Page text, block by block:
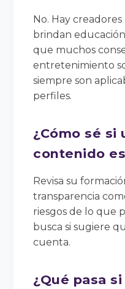
No. Hay
brindan
que muchos
entretenimiento
siempre son
perfiles.
¿Cómo sé si
contenido
Revisa su
transparencia
riesgos de lo que
busca si sugiere
cuenta.
¿Qué pasa